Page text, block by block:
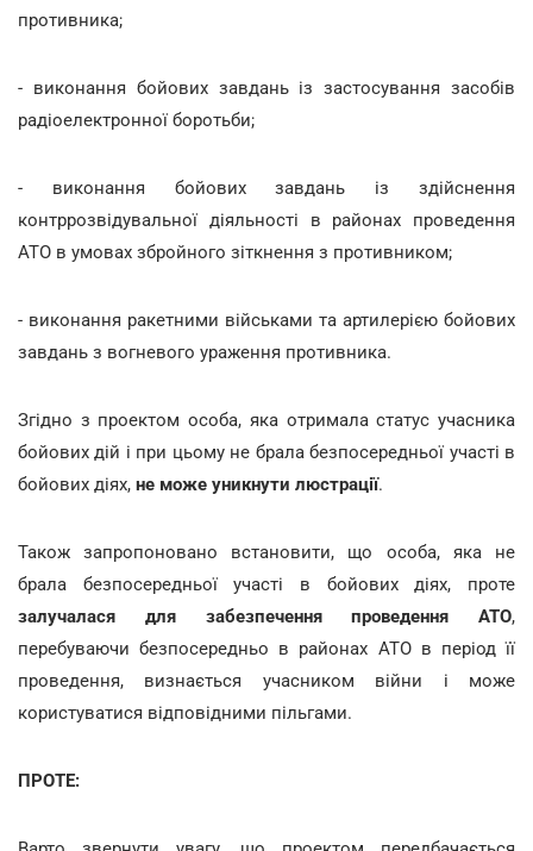
противника;
- виконання бойових завдань із застосування засобів
радіоелектронної боротьби;
- виконання бойових завдань із здійснення
контррозвідувальної діяльності в районах проведення
АТО в умовах збройного зіткнення з противником;
- виконання ракетними військами та артилерією бойових
завдань з вогневого ураження противника.
Згідно з проектом особа, яка отримала статус учасника
бойових дій і при цьому не брала безпосередньої участі в
бойових діях, не може уникнути люстрації.
Також запропоновано встановити, що особа, яка не
брала безпосередньої участі в бойових діях, проте
залучалася для забезпечення проведення АТО,
перебуваючи безпосередньо в районах АТО в період її
проведення, визнається учасником війни і може
користуватися відповідними пільгами.
ПРОТЕ: